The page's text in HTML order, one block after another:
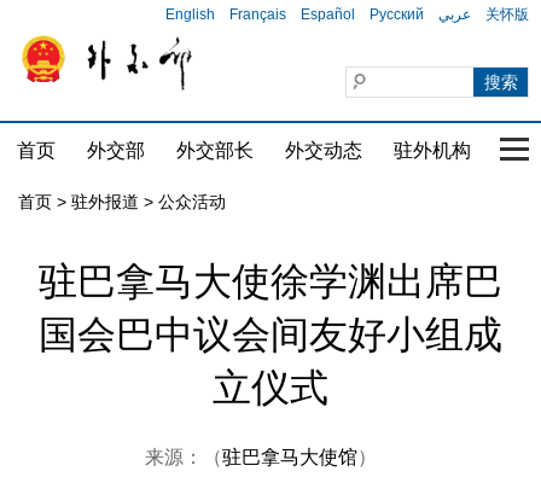
English Français Español Русский عربي 关怀版
首页 外交部 外交部长 外交动态 驻外机构 国
首页 > 驻外报道 > 公众活动
驻巴拿马大使徐学渊出席巴
国会巴中议会间友好小组成
立仪式
来源：（驻巴拿马大使馆）